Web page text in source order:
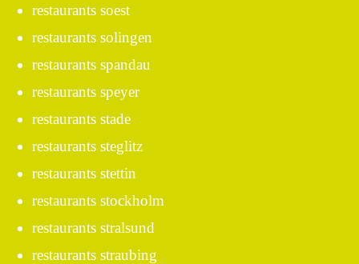
restaurants soest
restaurants solingen
restaurants spandau
restaurants speyer
restaurants stade
restaurants steglitz
restaurants stettin
restaurants stockholm
restaurants stralsund
restaurants straubing